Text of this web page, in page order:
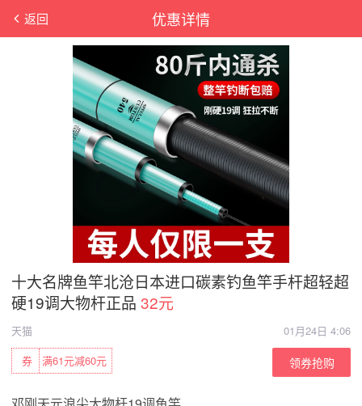
优惠详情
返回
十大名牌鱼竿北沧日本进口碳素钓鱼竿手杆超轻超
硬19调大物杆正品 32元
天猫
01月24日 4:06
满61元减60元
券 领券抢购